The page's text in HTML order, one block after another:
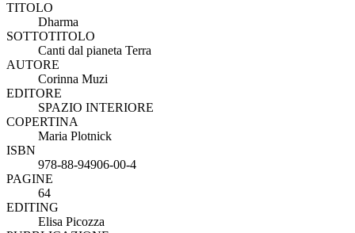
TITOLO
Dharma
SOTTOTITOLO
Canti dal pianeta Terra
AUTORE
Corinna Muzi
EDITORE
SPAZIO INTERIORE
COPERTINA
Maria Plotnick
ISBN
978-88-94906-00-4
PAGINE
64
EDITING
Elisa Picozza